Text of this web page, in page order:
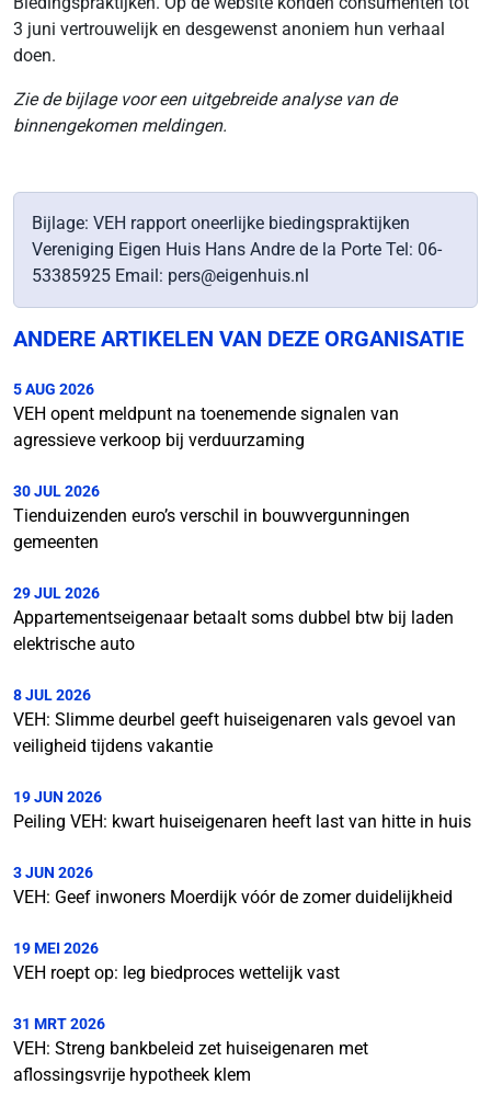
3 juni vertrouwelijk en desgewenst anoniem hun verhaal
doen.
Zie de bijlage voor een uitgebreide analyse van de
binnengekomen meldingen.
Bijlage: VEH rapport oneerlijke biedingspraktijken
Vereniging Eigen Huis Hans Andre de la Porte Tel: 06-
53385925 Email: pers@eigenhuis.nl
ANDERE ARTIKELEN VAN DEZE ORGANISATIE
5 AUG 2026
VEH opent meldpunt na toenemende signalen van
agressieve verkoop bij verduurzaming
30 JUL 2026
Tienduizenden euro’s verschil in bouwvergunningen
gemeenten
29 JUL 2026
Appartementseigenaar betaalt soms dubbel btw bij laden
elektrische auto
8 JUL 2026
VEH: Slimme deurbel geeft huiseigenaren vals gevoel van
veiligheid tijdens vakantie
19 JUN 2026
Peiling VEH: kwart huiseigenaren heeft last van hitte in huis
3 JUN 2026
VEH: Geef inwoners Moerdijk vóór de zomer duidelijkheid
19 MEI 2026
VEH roept op: leg biedproces wettelijk vast
31 MRT 2026
VEH: Streng bankbeleid zet huiseigenaren met
aflossingsvrije hypotheek klem